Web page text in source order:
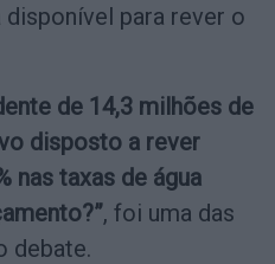
para rever o
de 14,3 milhões de
disposto a rever
nas taxas de água
, foi uma das
debate.